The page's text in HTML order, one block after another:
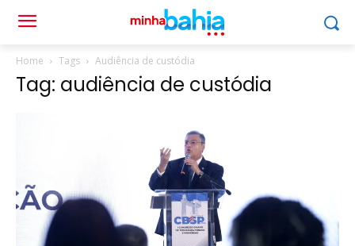
Home Tags Audiência de custódia
Tag: audiência de custódia